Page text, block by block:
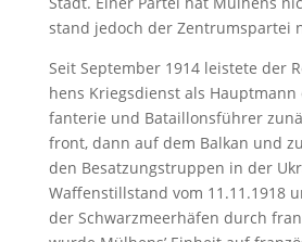
stand je­doch der Zen­trums­par­tei
Seit Sep­tem­ber 1914 leis­te­te der
hens Kriegs­dienst als
fan­te­rie und Ba­tail­lons­füh­rer
front, dann auf dem Bal­kan und
den Be­sat­zungs­trup­pen in der
Waf­fen­still­stand vom 11.11.1918
der Schwarz­meer­hä­fen durch